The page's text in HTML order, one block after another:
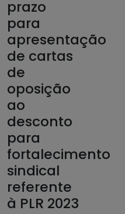
prazo
para
apresentação
de cartas
de
oposição
ao
desconto
para
fortalecimento
sindical
referente
à PLR 2023